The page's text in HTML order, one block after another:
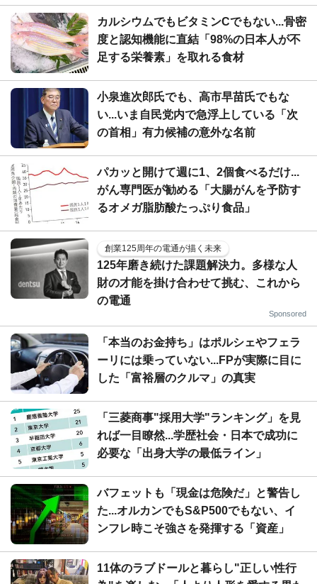
カルシウムでもビタミンCでもない...骨密
度と認知機能に直結「98%の日本人が不
足する栄養素」を取れる食材
小泉進次郎氏でも、高市早苗氏でもな
い...いま自民党内で急浮上している「次
の首相」有力候補の意外な名前
パカッと開けて週に1、2個食べるだけ...
がん専門医が勧める「大腸がんを予防す
るオメガ脂肪酸たっぷり食品」
創業125周年の電通が描く未来
125年磨き続けた課題解決力。多様な人
財の才能を掛け合わせて挑む、これから
の電通
Sponsored
「本当のお金持ち」はポルシェやフェラ
ーリには乗っていない...FPが実際に目に
した「富裕層のクルマ」の真実
「三菱商事"採用大学"ランキング」を見
れば一目瞭然...学歴社会・日本で成功に
必要な「出身大学の最低ライン」
バフェットも「現金は危険だ」と警告し
た...オルカンでもS&P500でもない、イ
ンフレ時こそ強さを発揮する「資産」
11体のラブドールと暮らし"正しい性行